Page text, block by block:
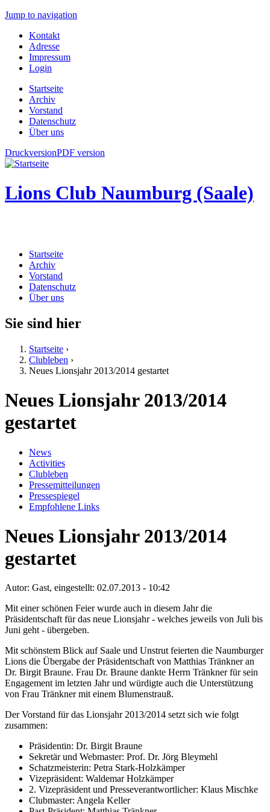
Jump to navigation
Kontakt
Adresse
Impressum
Login
Startseite
Archiv
Vorstand
Datenschutz
Über uns
DruckversionPDF version
Lions Club Naumburg (Saale)
Startseite
Archiv
Vorstand
Datenschutz
Über uns
Sie sind hier
Startseite ›
Clubleben ›
Neues Lionsjahr 2013/2014 gestartet
Neues Lionsjahr 2013/2014
gestartet
News
Activities
Clubleben
Pressemitteilungen
Pressespiegel
Empfohlene Links
Neues Lionsjahr 2013/2014
gestartet
Autor: Gast, eingestellt: 02.07.2013 - 10:42
Mit einer schönen Feier wurde auch in diesem Jahr die
Präsidentschaft für das neue Lionsjahr - welches jeweils von Juli bis
Juni geht - übergeben.
Mit schönstem Blick auf Saale und Unstrut feierten die Naumburger
Lions die Übergabe der Präsidentschaft von Matthias Tränkner an
Dr. Birgit Braune. Frau Dr. Braune dankte Herrn Tränkner für sein
Engagement im letzten Jahr und würdigte auch die Unterstützung
von Frau Tränkner mit einem Blumenstrauß.
Der Vorstand für das Lionsjahr 2013/2014 setzt sich wie folgt
zusammen:
Präsidentin: Dr. Birgit Braune
Sekretär und Webmaster: Prof. Dr. Jörg Bleymehl
Schatzmeisterin: Petra Stark-Holzkämper
Vizepräsident: Waldemar Holzkämper
2. Vizepräsident und Presseverantwortlicher: Klaus Mischke
Clubmaster: Angela Keller